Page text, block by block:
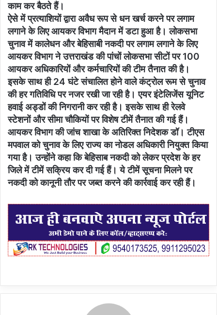
काम कर बैठते हैं।
ऐसे में प्रत्याशियों द्वारा अवैध रूप से धन खर्च करने पर लगाम
लगाने के लिए आयकर विभाग मैदान में डटा हुआ है। लोकसभा
चुनाव में कालेधन और बेहिसाबी नकदी पर लगाम लगाने के लिए
आयकर विभाग ने उत्तराखंड की पांचों लोकसभा सीटों पर 100
आयकर अधिकारियों और कर्मचारियों की टीम तैनात की है।
इसके साथ ही 24 घंटे संचालित होने वाले कंट्रोल रूम से चुनाव
की हर गतिविधि पर नजर रखी जा रही है। एयर इंटेलिजेंस यूनिट
हवाई अड्डों की निगरानी कर रही है। इसके साथ ही रेलवे
स्टेशनों और सीमा चौकियों पर विशेष टीमें तैनात की गई हैं।
आयकर विभाग की जांच शाखा के अतिरिक्त निदेशक डॉ। टीएस
मपवाल को चुनाव के लिए राज्य का नोडल अधिकारी नियुक्त किया
गया है। उन्होंने कहा कि बेहिसाब नकदी को लेकर प्रदेश के हर
जिले में टीमें सक्रिय कर दी गई हैं। ये टीमें सूचना मिलने पर
नकदी को कानूनी तौर पर जब्त करने की कार्रवाई कर रही हैं।